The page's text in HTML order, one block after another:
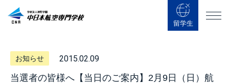
留学生
お知らせ 2015.02.09
当選者の皆様へ【当日のご案内】2月9日（日）航